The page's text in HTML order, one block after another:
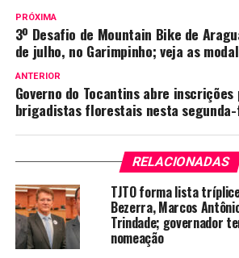
PRÓXIMA
3º Desafio de Mountain Bike de
de julho, no Garimpinho; veja as
ANTERIOR
Governo do Tocantins abre
brigadistas florestais nesta
RELACIONADAS
TJTO forma lista
Bezerra, Marcos
Trindade; governador
nomeação